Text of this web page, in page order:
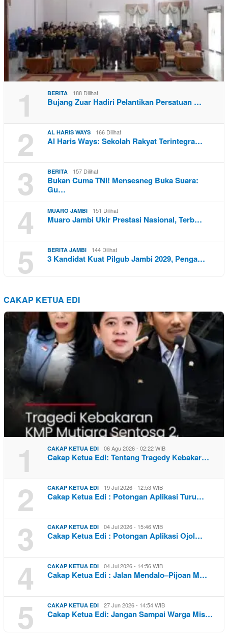
1 BERITA 188 Dilihat
Bujang Zuar Hadiri Pelantikan Persatuan …
2 AL HARIS WAYS 166 Dilihat
Al Haris Ways: Sekolah Rakyat Terintegra…
3 BERITA 157 Dilihat
Bukan Cuma TNI! Mensesneg Buka Suara:
Gu…
4 MUARO JAMBI 151 Dilihat
Muaro Jambi Ukir Prestasi Nasional, Terb…
5 BERITA JAMBI 144 Dilihat
3 Kandidat Kuat Pilgub Jambi 2029, Penga…
CAKAP KETUA EDI
1 CAKAP KETUA EDI 06 Agu 2026 - 02:22 WIB
Cakap Ketua Edi: Tentang Tragedy Kebakar…
2 CAKAP KETUA EDI 19 Jul 2026 - 12:53 WIB
Cakap Ketua Edi : Potongan Aplikasi Turu…
3 CAKAP KETUA EDI 04 Jul 2026 - 15:46 WIB
Cakap Ketua Edi : Potongan Aplikasi Ojol…
4 CAKAP KETUA EDI 04 Jul 2026 - 14:56 WIB
Cakap Ketua Edi : Jalan Mendalo–Pijoan M…
5 CAKAP KETUA EDI 27 Jun 2026 - 14:54 WIB
Cakap Ketua Edi: Jangan Sampai Warga Mis…